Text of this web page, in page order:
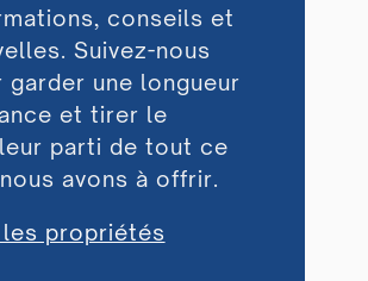
conseils et
Suivez-nous
garder une longueur
et tirer le
parti de tout ce
avons à offrir.
propriétés